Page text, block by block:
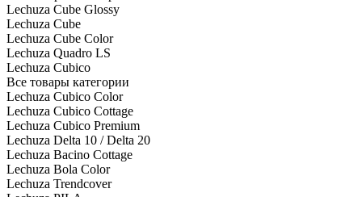
Lechuza Cube Glossy
Lechuza Cube
Lechuza Cube Color
Lechuza Quadro LS
Lechuza Cubico
Все товары категории
Lechuza Cubico Color
Lechuza Cubico Cottage
Lechuza Cubico Premium
Lechuza Delta 10 / Delta 20
Lechuza Bacino Cottage
Lechuza Bola Color
Lechuza Trendcover